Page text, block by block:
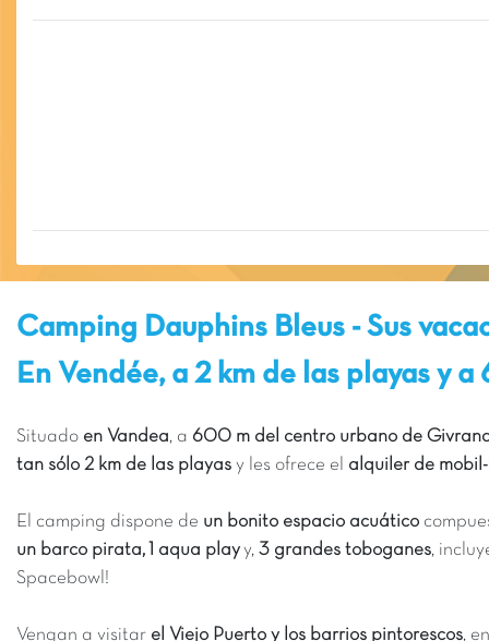
Camping Dauphins Bleus - Sus
En Vendée, a 2 km de las playas y
Situado en Vandea, a 600 m del centro urbano de Givrand
tan sólo 2 km de las playas y les ofrece el alquiler de
El camping dispone de un bonito espacio acuático
un barco pirata, 1 aqua playy, 3 grandes toboganes,
Spacebowl!
Vengan a visitar el Viejo Puerto y los barrios pintorescos,